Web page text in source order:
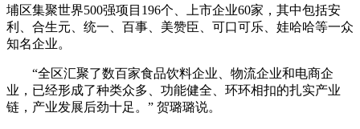
埔区集聚世界500强项目196个、上市企业60家，其中包括安
利、合生元、统一、百事、美赞臣、可口可乐、娃哈哈等一众
知名企业。
“全区汇聚了数百家食品饮料企业、物流企业和电商企
业，已经形成了种类众多、功能健全、环环相扣的扎实产业
链，产业发展后劲十足。” 贺璐璐说。